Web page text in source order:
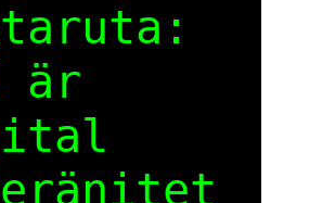
är